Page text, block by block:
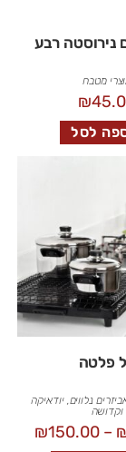
נירוסטה רבע
מטבח
₪
לסל
פלטה
נלווים,יודאיקה
וקדושה
–
₪150.00